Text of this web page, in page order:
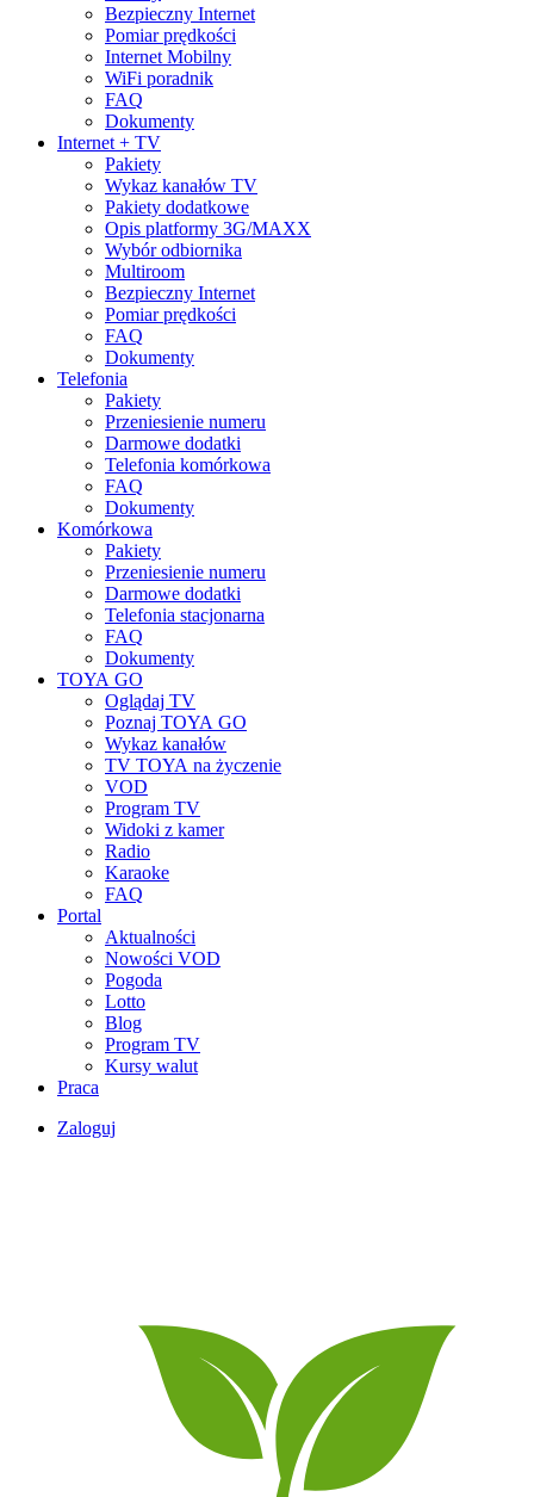
Bezpieczny Internet
Pomiar prędkości
Internet Mobilny
WiFi poradnik
FAQ
Dokumenty
Internet + TV
Pakiety
Wykaz kanałów TV
Pakiety dodatkowe
Opis platformy 3G/MAXX
Wybór odbiornika
Multiroom
Bezpieczny Internet
Pomiar prędkości
FAQ
Dokumenty
Telefonia
Pakiety
Przeniesienie numeru
Darmowe dodatki
Telefonia komórkowa
FAQ
Dokumenty
Komórkowa
Pakiety
Przeniesienie numeru
Darmowe dodatki
Telefonia stacjonarna
FAQ
Dokumenty
TOYA GO
Oglądaj TV
Poznaj TOYA GO
Wykaz kanałów
TV TOYA na życzenie
VOD
Program TV
Widoki z kamer
Radio
Karaoke
FAQ
Portal
Aktualności
Nowości VOD
Pogoda
Lotto
Blog
Program TV
Kursy walut
Praca
Zaloguj